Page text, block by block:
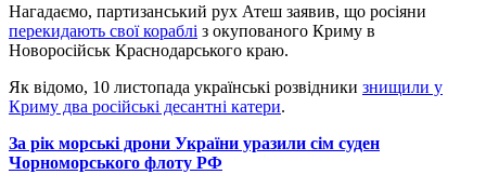
Нагадаємо, партизанський рух Атеш заявив, що росіяни
перекидають свої кораблі з окупованого Криму в
Новоросійськ Краснодарського краю.
Як відомо, 10 листопада українські розвідники знищили у
Криму два російські десантні катери.
За рік морські дрони України уразили сім суден
Чорноморського флоту РФ